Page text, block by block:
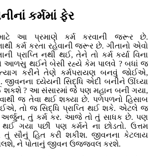
કર્મમાં ફેર
આ પ્રમાણે કર્મ કરવાની જરૂર છે.
કર્મ કરતા રહેવાની જરૂર છે. ગીતાનો એવો
પ્રાપ્તિ નથી થઈ, તેને તો કર્મ કર્યા વિના
આળસુ થઈને બેસી રહ્યે કેમ પાલવે ? બધાં જ
ત્યાગ કરીને તેણે કર્મપરાયણ બનવું જોઈએ,
જીવનના ધ્યેયની સિદ્ધિ એદી બનીને ઊંઘ્યા
શકશે ? આ સંસારમાં જે પણ મહાન બની ગયા,
જ તેવા થઈ શક્યા છે. પળેપળનો હિસાબ
તો જ સિદ્ધિ પ્રાપ્તિ થઈ શકે. એટલે જ
તું કર્મ કર. આજે તો તું સાધક છે. પણ
ગયા પછી પણ કર્મને ના છોડતો. ઉત્તમ
તું સૌનું હિત કરી શકીશ. જીવનના કેટલાય
ને પોતાનું જીવન ઉજ્જવલ કરશે.